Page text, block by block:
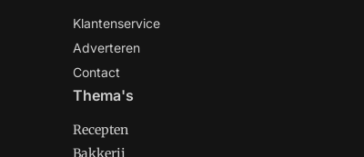
Klantenservice
Adverteren
Contact
Thema's
Recepten
Bakkerij